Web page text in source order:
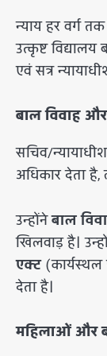
​न्याय हर वर्ग
उत्कृष्ट
एवं सत्र
बाल विवाह
​सचिव/
अधिकार देता
​उन्होंनेबाल
खिलवाड़ है।
एक्ट(कार्यस्थल
देता है।
महिलाओं और